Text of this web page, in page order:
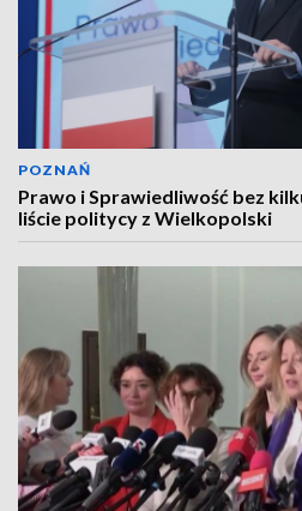
POZNAŃ
Prawo i Sprawiedliwość bez
liście politycy z Wielkopolski